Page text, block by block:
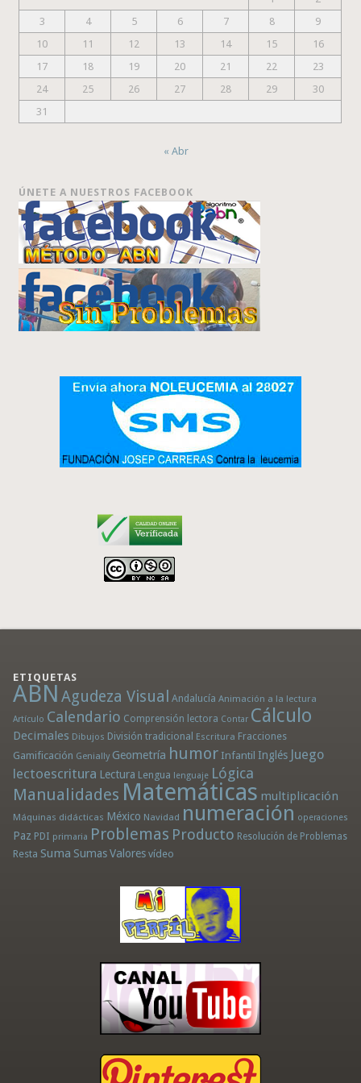
3
4 5 6 7 8
9
10
11 12 13 14 15
16
17
18 19 20 21 22
23
24
25 26 27 28 29
30
31
« Abr
ÚNETE A NUESTROS FACEBOOK
ETIQUETAS
ABN Agudeza Visual Andalucía Animación a la lectura
Artículo Calendario Comprensión lectora Contar Cálculo
Decimales Dibujos División tradicional Escritura Fracciones
Gamificación Genially Geometría humor Infantil Inglés Juego
lectoescritura Lectura Lengua lenguaje Lógica
Manualidades Matemáticas multiplicación
Máquinas didácticas México Navidad numeración operaciones
Paz PDI primaria Problemas Producto Resolución de Problemas
Resta Suma Sumas Valores vídeo